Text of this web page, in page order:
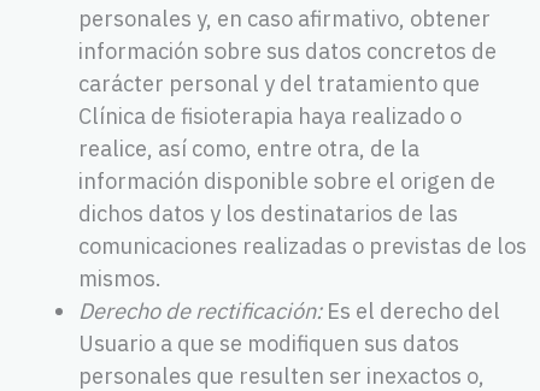
personales y, en caso afirmativo, obtener
información sobre sus datos concretos de
carácter personal y del tratamiento que
Clínica de fisioterapia haya realizado o
realice, así como, entre otra, de la
información disponible sobre el origen de
dichos datos y los destinatarios de las
comunicaciones realizadas o previstas de los
mismos.
Derecho de rectificación:Es el derecho del
Usuario a que se modifiquen sus datos
personales que resulten ser inexactos o,